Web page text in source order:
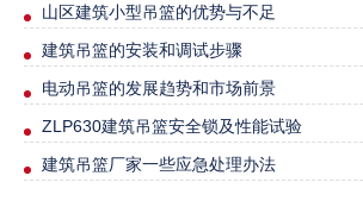
山区建筑小型吊篮的优势与不足
建筑吊篮的安装和调试步骤
电动吊篮的发展趋势和市场前景
ZLP630建筑吊篮安全锁及性能试验
建筑吊篮厂家一些应急处理办法